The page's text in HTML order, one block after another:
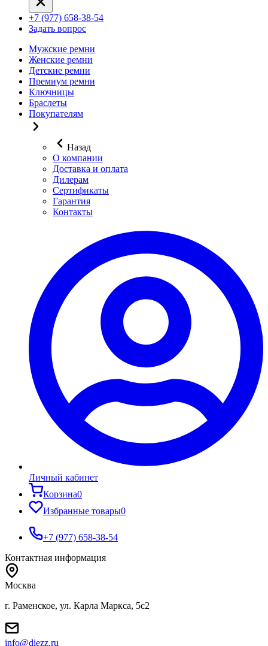
+7 (977) 658-38-54
Задать вопрос
Мужские ремни
Женские ремни
Детские ремни
Премиум ремни
Ключницы
Браслеты
Покупателям
Назад
О компании
Доставка и оплата
Дилерам
Сертификаты
Гарантия
Контакты
Личный кабинет
Корзина0
Избранные товары0
+7 (977) 658-38-54
Контактная информация
Москва
г. Раменское, ул. Карла Маркса, 5с2
info@diezz.ru